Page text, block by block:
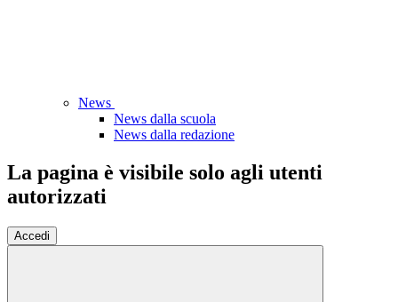
News
News dalla scuola
News dalla redazione
La pagina è visibile solo agli utenti
autorizzati
Accedi